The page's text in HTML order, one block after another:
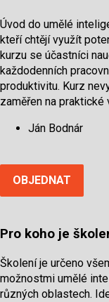
Úvod do umělé
kteří chtějí využít
kurzu se účastníci
každodenních
produktivitu. Kurz
zaměřen na
Ján Bodnár
OBJEDNAT
Pro koho je
Školení je určeno
možnostmi umělé
různých oblastech.